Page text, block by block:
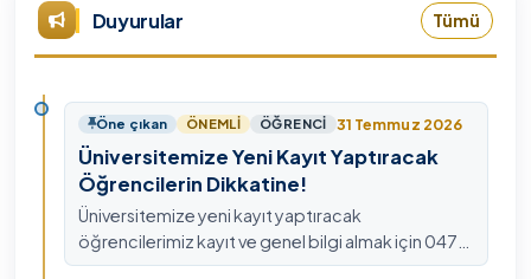
Duyurular Tümü
Öne çıkan ÖNEMLI ÖĞRENCI 31 Temmuz 2026
Üniversitemize Yeni Kayıt Yaptıracak
Öğrencilerin Dikkatine!
Üniversitemize yeni kayıt yaptıracak
öğrencilerimiz kayıt ve genel bilgi almak için 0478
211 75 75 Dahili: 1913 nolu telefondan